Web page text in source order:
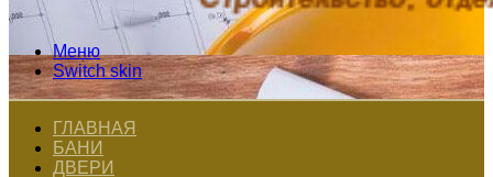
Меню
Switch skin
ГЛАВНАЯ
БАНИ
ДВЕРИ